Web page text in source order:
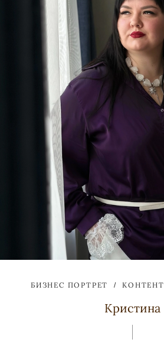
БИЗНЕС ПОРТРЕТ КОНТЕНТ
Кристина